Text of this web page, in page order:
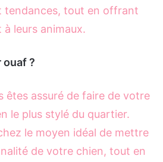
tendances, tout en offrant
leurs animaux.
ouaf ?
êtes assuré de faire de votre
le plus stylé du quartier.
le moyen idéal de mettre
de votre chien, tout en